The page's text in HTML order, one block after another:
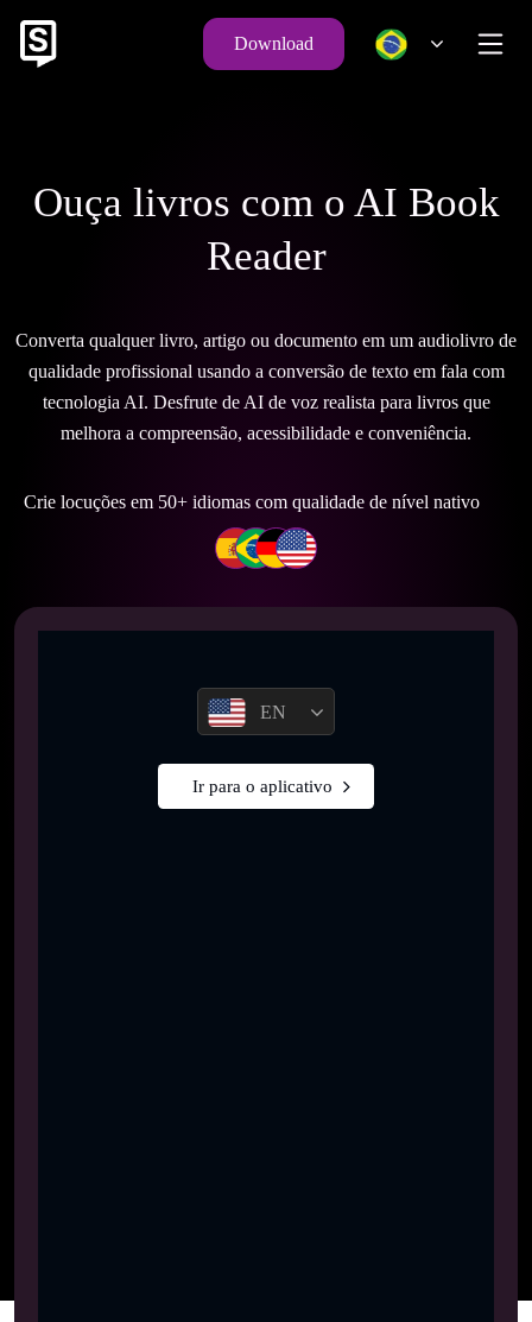
Download
Ouça livros com o AI Book
Reader
Converta qualquer livro, artigo ou documento em um audiolivro de
qualidade profissional usando a conversão de texto em fala com
tecnologia AI. Desfrute de AI de voz realista para livros que
melhora a compreensão, acessibilidade e conveniência.
Crie locuções em 50+ idiomas com qualidade de nível nativo
EN
Ir para o aplicativo